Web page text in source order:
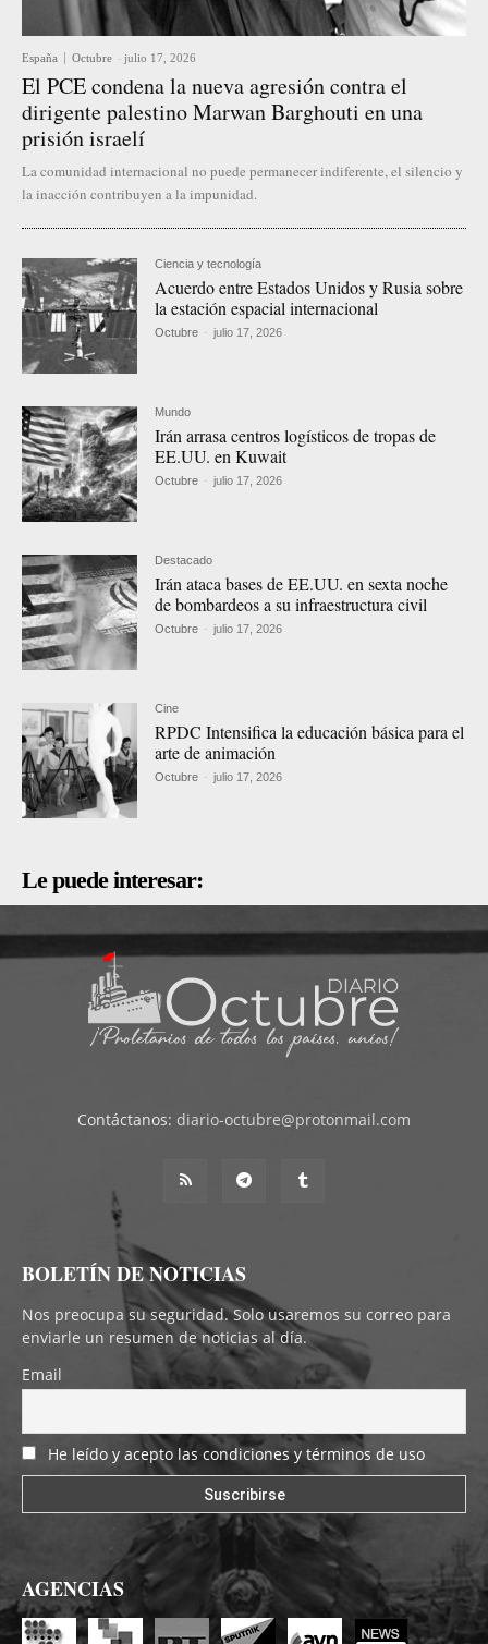
España Octubre - julio 17, 2026
El PCE condena la nueva agresión contra el
dirigente palestino Marwan Barghouti en una
prisión israelí
La comunidad internacional no puede permanecer indiferente, el silencio y
la inacción contribuyen a la impunidad.
Ciencia y tecnología
Acuerdo entre Estados Unidos y Rusia sobre
la estación espacial internacional
Octubre - julio 17, 2026
Mundo
Irán arrasa centros logísticos de tropas de
EE.UU. en Kuwait
Octubre - julio 17, 2026
Destacado
Irán ataca bases de EE.UU. en sexta noche
de bombardeos a su infraestructura civil
Octubre - julio 17, 2026
Cine
RPDC Intensifica la educación básica para el
arte de animación
Octubre - julio 17, 2026
Le puede interesar:
Contáctanos: diario-octubre@protonmail.com
BOLETÍN DE NOTICIAS
Nos preocupa su seguridad. Solo usaremos su correo para
enviarle un resumen de noticias al día.
Email
He leído y acepto las condiciones y términos de uso
AGENCIAS